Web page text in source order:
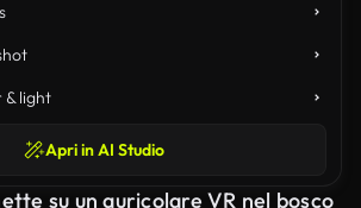
& light
Apri in AI Studio
su un auricolare VR nel bosco